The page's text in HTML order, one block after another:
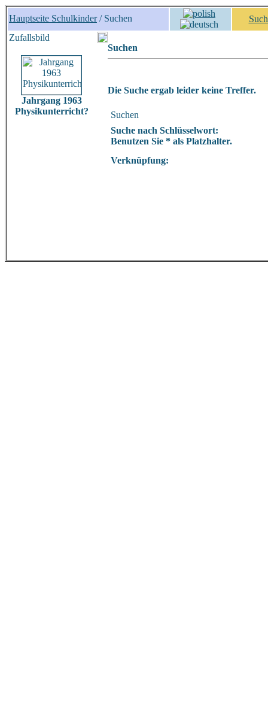
Hauptseite Schulkinder/ Suchen
Zufallsbild
Jahrgang 1963
Physikunterricht?
Suchen
Die Suche ergab leider keine Treffer.
Suchen
Suche nach Schlüsselwort:
Benutzen Sie * als Platzhalter.
Verknüpfung: